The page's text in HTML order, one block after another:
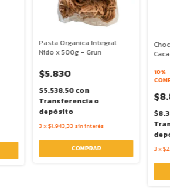
Pasta Organica Integral
Nido x 500g - Grun
$5.830
$5.538,50con
Transferencia o
depósito
3x$1.943,33 sin interés
10%
3x